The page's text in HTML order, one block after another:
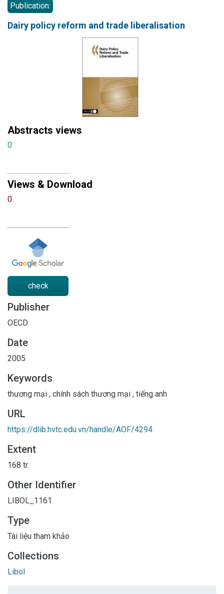
Publication:
Dairy policy reform and trade liberalisation
Abstracts views
0
Views & Download
0
check
Publisher
OECD
Date
2005
Keywords
thương mại , chính sách thương mại , tiếng anh
URL
https://dlib.hvtc.edu.vn/handle/AOF/4294
Extent
168 tr.
Other Identifier
LIBOL_1161
Type
Tài liệu tham khảo
Collections
Libol